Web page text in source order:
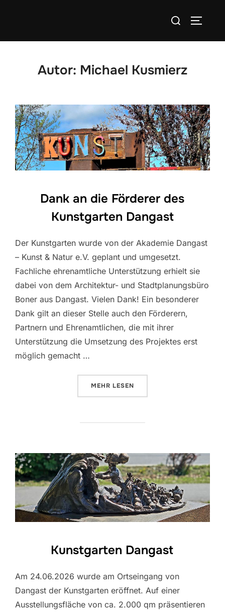
Suchen
Autor: Michael Kusmierz
Dank an die Förderer des
Kunstgarten Dangast
Der Kunstgarten wurde von der Akademie Dangast
– Kunst & Natur e.V. geplant und umgesetzt.
Fachliche ehrenamtliche Unterstützung erhielt sie
dabei von dem Architektur- und Stadtplanungsbüro
Boner aus Dangast. Vielen Dank! Ein besonderer
Dank gilt an dieser Stelle auch den Förderern,
Partnern und Ehrenamtlichen, die mit ihrer
Unterstützung die Umsetzung des Projektes erst
möglich gemacht …
MEHR ÜBER „DANK AN DIE FÖRDERER
LESEN
Kunstgarten Dangast
Am 24.06.2026 wurde am Ortseingang von
Dangast der Kunstgarten eröffnet. Auf einer
Ausstellungsfläche von ca. 2.000 qm präsentieren